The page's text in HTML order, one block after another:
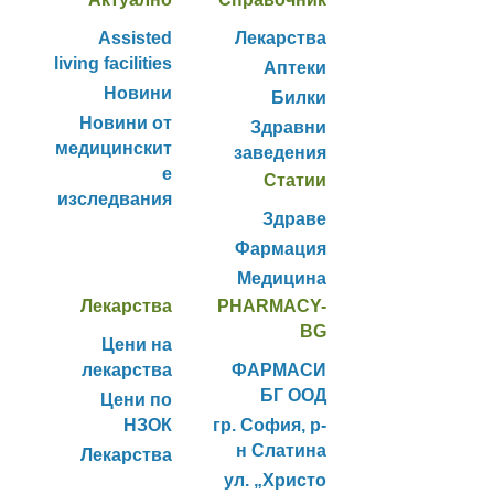
Assisted
living facilities
Новини
Новини от
медицинскит
е
изследвания
Лекарства
Аптеки
Билки
Здравни
заведения
Статии
Здраве
Фармация
Медицина
Лекарства
Цени на
лекарства
Цени по
НЗОК
Лекарства
PHARMACY-
BG
ФАРМАСИ
БГ ООД
гр. София, р-
н Слатина
ул. „Христо